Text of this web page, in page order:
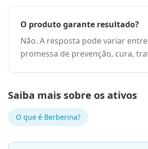
O produto garante resultado?
Não. A resposta pode variar
promessa de prevenção, cura,
Saiba mais sobre os ativos
O que é Berberina?